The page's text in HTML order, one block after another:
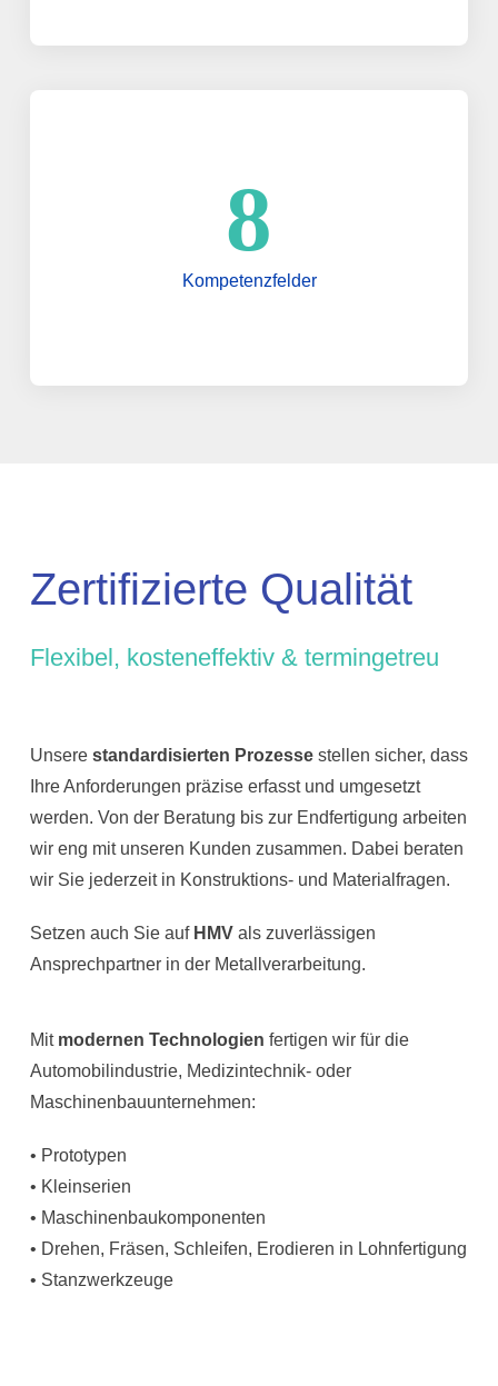
8
Kompetenzfelder
Zertifizierte Qualität
Flexibel, kosteneffektiv & termingetreu
Unsere standardisierten Prozessestellen sicher, dass
Ihre Anforderungen präzise erfasst und umgesetzt
werden. Von der Beratung bis zur Endfertigung arbeiten
wir eng mit unseren Kunden zusammen. Dabei beraten
wir Sie jederzeit in Konstruktions- und Materialfragen.
Setzen auch Sie auf HMVals zuverlässigen
Ansprechpartner in der Metallverarbeitung.
Mit modernen Technologien fertigen wir für die
Automobilindustrie, Medizintechnik- oder
Maschinenbauunternehmen:
• Prototypen
• Kleinserien
• Maschinenbaukomponenten
• Drehen, Fräsen, Schleifen, Erodieren in Lohnfertigung
• Stanzwerkzeuge